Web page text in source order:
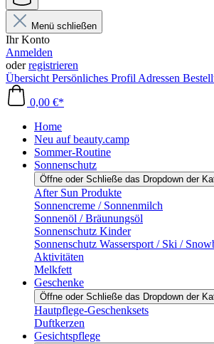
Menü schließen
Ihr Konto
Anmelden
oderregistrieren
Übersicht Persönliches Profil Adressen
0,00 €*
Home
Neu auf beauty.camp
Sommer-Routine
Sonnenschutz
Öffne oder Schließe das Dropdown der
After Sun Produkte
Sonnencreme / Sonnenmilch
Sonnenöl / Bräunungsöl
Sonnenschutz Kinder
Sonnenschutz Wassersport / Ski /
Aktivitäten
Melkfett
Geschenke
Öffne oder Schließe das Dropdown der
Hautpflege-Geschenksets
Duftkerzen
Gesichtspflege